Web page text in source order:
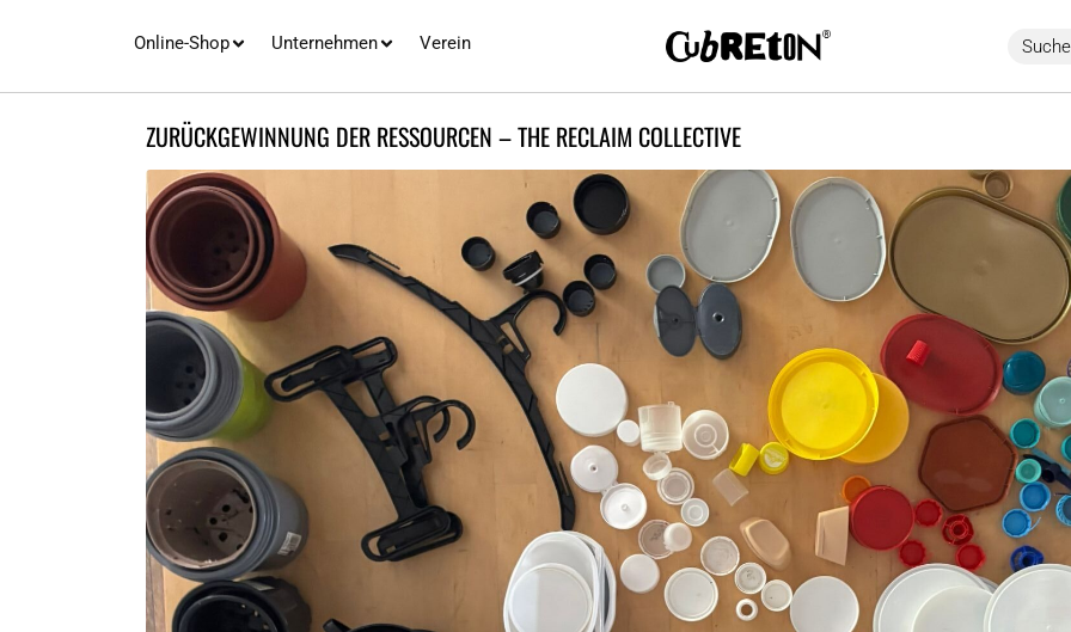
Online-Shop Unternehmen Verein
ZURÜCKGEWINNUNG DER RESSOURCEN – THE RECLAIM COLLECTIVE